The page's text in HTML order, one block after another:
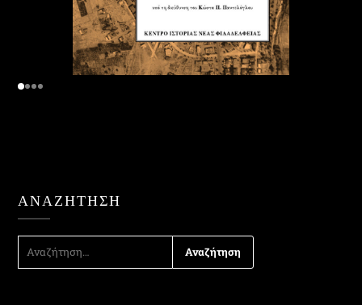
ΑΝΑΖΉΤΗΣΗ
ΑΝΑΖΉΤΗΣΗ